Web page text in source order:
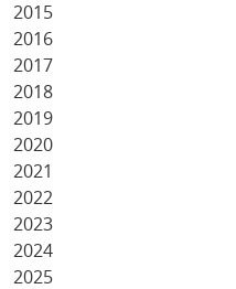
2015
2016
2017
2018
2019
2020
2021
2022
2023
2024
2025